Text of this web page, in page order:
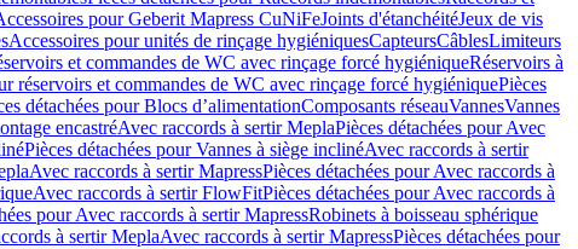
pour Geberit Mapress CuNiFeJoints d'étanchéitéJeux de vis
Accessoires pour unités de rinçage hygiéniquesCapteursCâblesLimiteurs
et commandes de WC avec rinçage forcé hygiéniqueRéservoirs à
réservoirs et commandes de WC avec rinçage forcé hygiéniquePièces
détachées pour Blocs d’alimentationComposants réseauVannesVannes
encastréAvec raccords à sertir MeplaPièces détachées pour Avec
Pièces détachées pour Vannes à siège inclinéAvec raccords à sertir
Avec raccords à sertir MapressPièces détachées pour Avec raccords à
Avec raccords à sertir FlowFitPièces détachées pour Avec raccords à
pour Avec raccords à sertir MapressRobinets à boisseau sphérique
à sertir MeplaAvec raccords à sertir MapressPièces détachées pour